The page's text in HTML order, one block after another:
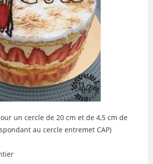
un cercle de 20 cm et de 4,5 cm de
au cercle entremet CAP)